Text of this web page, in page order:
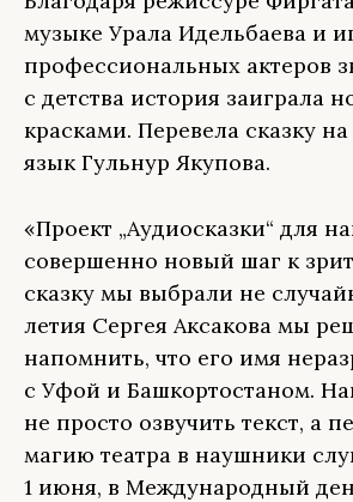
музыке Урала Идельбаева и
профессиональных актеров
с детства история заиграла
красками. Перевела сказку
язык Гульнур Якупова.
«Проект „Аудиосказки“ для
совершенно новый шаг к
сказку мы выбрали не
летия Сергея Аксакова мы
напомнить, что его имя
с Уфой и Башкортостаном.
не просто озвучить текст, а
магию театра в наушники
1 июня, в Международный